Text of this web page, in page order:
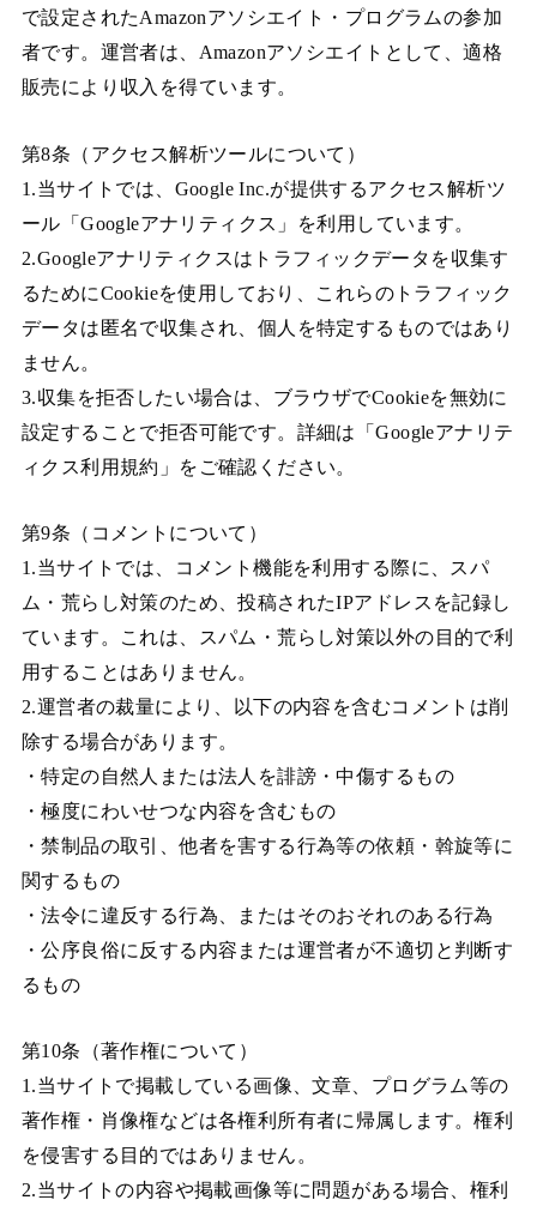
で設定されたAmazonアソシエイト・プログラムの参加
者です。運営者は、Amazonアソシエイトとして、適格
販売により収入を得ています。
第8条（アクセス解析ツールについて）
1.当サイトでは、Google Inc.が提供するアクセス解析ツ
ール「Googleアナリティクス」を利用しています。
2.Googleアナリティクスはトラフィックデータを収集す
るためにCookieを使用しており、これらのトラフィック
データは匿名で収集され、個人を特定するものではあり
ません。
3.収集を拒否したい場合は、ブラウザでCookieを無効に
設定することで拒否可能です。詳細は「Googleアナリテ
ィクス利用規約」をご確認ください。
第9条（コメントについて）
1.当サイトでは、コメント機能を利用する際に、スパ
ム・荒らし対策のため、投稿されたIPアドレスを記録し
ています。これは、スパム・荒らし対策以外の目的で利
用することはありません。
2.運営者の裁量により、以下の内容を含むコメントは削
除する場合があります。
・特定の自然人または法人を誹謗・中傷するもの
・極度にわいせつな内容を含むもの
・禁制品の取引、他者を害する行為等の依頼・斡旋等に
関するもの
・法令に違反する行為、またはそのおそれのある行為
・公序良俗に反する内容または運営者が不適切と判断す
るもの
第10条（著作権について）
1.当サイトで掲載している画像、文章、プログラム等の
著作権・肖像権などは各権利所有者に帰属します。権利
を侵害する目的ではありません。
2.当サイトの内容や掲載画像等に問題がある場合、権利